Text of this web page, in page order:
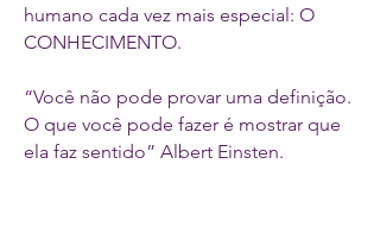
humano cada vez mais especial: O
CONHECIMENTO.
“Você não pode provar uma definição.
O que você pode fazer é mostrar que
ela faz sentido” Albert Einsten.